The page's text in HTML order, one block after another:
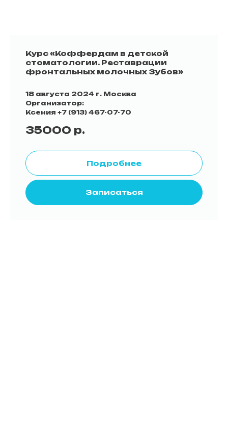
Курс «Коффердам в детской
стоматологии. Реставрации
фронтальных молочных Зубов»
18 августа 2024 г. Москва
Организатор:
Ксения +7 (913) 467-07-70
35000 р.
Подробнее
Записаться